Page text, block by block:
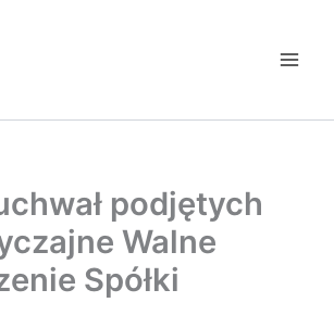
podjętych
Walne
Spółki